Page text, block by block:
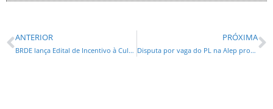
ANTERIOR
BRDE lança Edital de Incentivo à Cultura 2025 com recursos do ISS e IPTU de Curitiba
PRÓXIMA
Disputa por vaga do PL na Alep promete batalha judicial